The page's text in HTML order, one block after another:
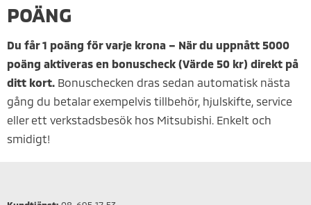
POÄNG
Du får 1 poäng för varje krona – När du uppnått 5000
poäng aktiveras en bonuscheck (Värde 50 kr) direkt på
ditt kort. Bonuschecken dras sedan automatisk nästa
gång du betalar exempelvis tillbehör, hjulskifte, service
eller ett verkstadsbesök hos Mitsubishi. Enkelt och
smidigt!